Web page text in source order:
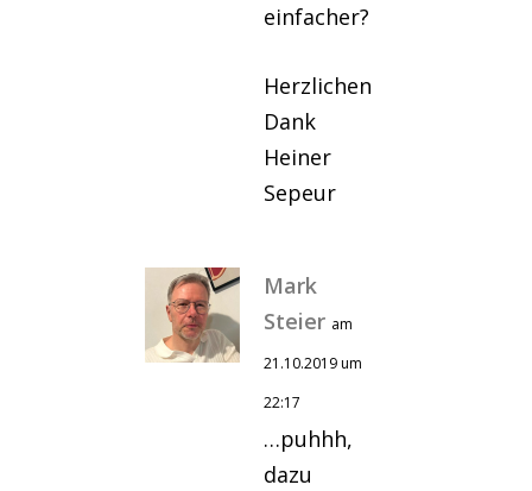
einfacher?
Herzlichen
Dank
Heiner
Sepeur
Mark
Steier am
21.10.2019 um
22:17
…puhhh,
dazu